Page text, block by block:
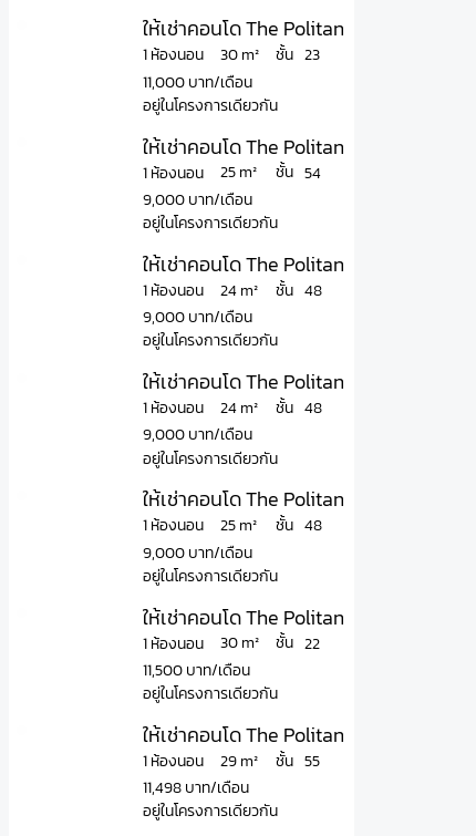
ให้เช่าคอนโด The Politan Aqua เดอะ โ
1 ห้องนอน
11,000 บาท/เดือน
ชั้น
30 m² 23
อยู่ในโครงการเดียวกัน
ให้เช่าคอนโด The Politan Aqua เดอะ โ
1 ห้องนอน
9,000 บาท/เดือน
ชั้น
25 m² 54
อยู่ในโครงการเดียวกัน
ให้เช่าคอนโด The Politan Aqua เดอะ โ
1 ห้องนอน
9,000 บาท/เดือน
ชั้น
24 m² 48
อยู่ในโครงการเดียวกัน
ให้เช่าคอนโด The Politan Aqua เดอะ โ
1 ห้องนอน
9,000 บาท/เดือน
ชั้น
24 m² 48
อยู่ในโครงการเดียวกัน
ให้เช่าคอนโด The Politan Aqua เดอะ โ
1 ห้องนอน
9,000 บาท/เดือน
ชั้น
25 m² 48
อยู่ในโครงการเดียวกัน
ให้เช่าคอนโด The Politan Aqua เดอะ โ
1 ห้องนอน
11,500 บาท/เดือน
ชั้น
30 m² 22
อยู่ในโครงการเดียวกัน
ให้เช่าคอนโด The Politan Aqua เดอะ โ
1 ห้องนอน
11,498 บาท/เดือน
ชั้น
29 m² 55
อยู่ในโครงการเดียวกัน